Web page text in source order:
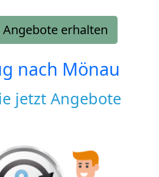
Angebote erhalten
nach Mönau
jetzt Angebote